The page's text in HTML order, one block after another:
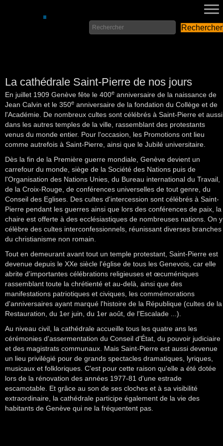
Rechercher
La cathédrale Saint-Pierre de nos jours
En juillet 1909 Genève fête le 400e anniversaire de la naissance de
Jean Calvin et le 350e anniversaire de la fondation du Collège et de
l'Académie. De nombreux cultes sont célébrés à Saint-Pierre et aussi
dans les autres temples de la ville, rassemblant des protestants
venus du monde entier. Pour l'occasion, les Promotions ont lieu
comme autrefois à Saint-Pierre, ainsi que le Jubilé universitaire.
Dès la fin de la Première guerre mondiale, Genève devient un
carrefour du monde, siège de la Société des Nations puis de
l'Organisation des Nations Unies, du Bureau international du Travail,
de la Croix-Rouge, de conférences universelles de tout genre, du
Conseil des Eglises. Des cultes d'intercession sont célébrés à Saint-
Pierre pendant les guerres ainsi que lors des conférences de paix, la
chaire est offerte à des ecclésiastiques de nombreuses nations. On y
célèbre des cultes interconfessionnels, réunissant diverses branches
du christianisme non romain.
Tout en demeurant avant tout un temple protestant, Saint-Pierre est
devenue depuis le XXe siècle l'église de tous les Genevois, car elle
abrite d'importantes célébrations religieuses et œcuméniques
rassemblant toute la chrétienté et au-delà, ainsi que des
manifestations patriotiques et civiques, les commémorations
d'anniversaires ayant marqué l'histoire de la République (cultes de la
Restauration, du 1er juin, du 1er août, de l'Escalade ...).
Au niveau civil, la cathédrale accueille tous les quatre ans les
cérémonies d'assermentation du Conseil d'État, du pouvoir judiciaire
et des magistrats communaux. Mais Saint-Pierre est aussi devenue
un lieu privilégié pour de grands spectacles dramatiques, lyriques,
musicaux et folkloriques. C'est pour cette raison qu'elle a été dotée
lors de la rénovation des années 1977-81 d'une estrade
escamotable. Et grâce au son de ses cloches et à sa visibilité
extraordinaire, la cathédrale participe également de la vie des
habitants de Genève qui ne la fréquentent pas.